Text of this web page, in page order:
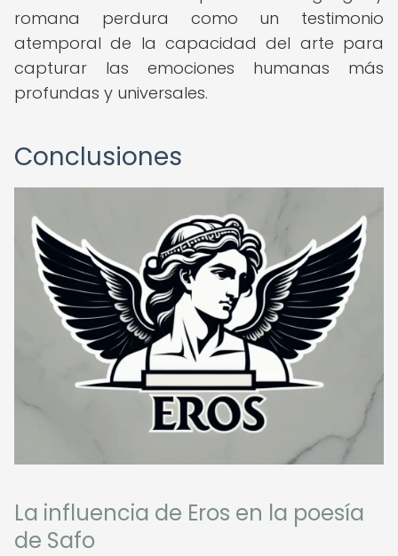
romana perdura como un testimonio
atemporal de la capacidad del arte para
capturar las emociones humanas más
profundas y universales.
Conclusiones
La influencia de Eros en la poesía
de Safo